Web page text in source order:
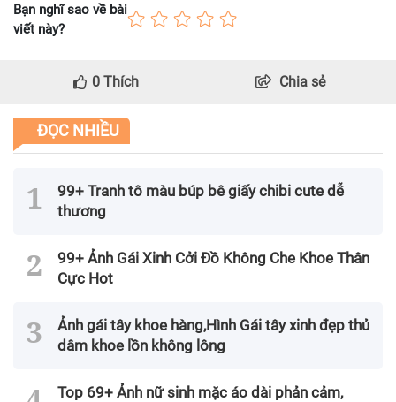
Bạn nghĩ sao về bài
viết này?
0 Thích Chia sẻ
ĐỌC NHIỀU
99+ Tranh tô màu búp bê giấy chibi cute dễ
thương
99+ Ảnh Gái Xinh Cởi Đồ Không Che Khoe Thân
Cực Hot
Ảnh gái tây khoe hàng,Hình Gái tây xinh đẹp thủ
dâm khoe lồn không lông
Top 69+ Ảnh nữ sinh mặc áo dài phản cảm,